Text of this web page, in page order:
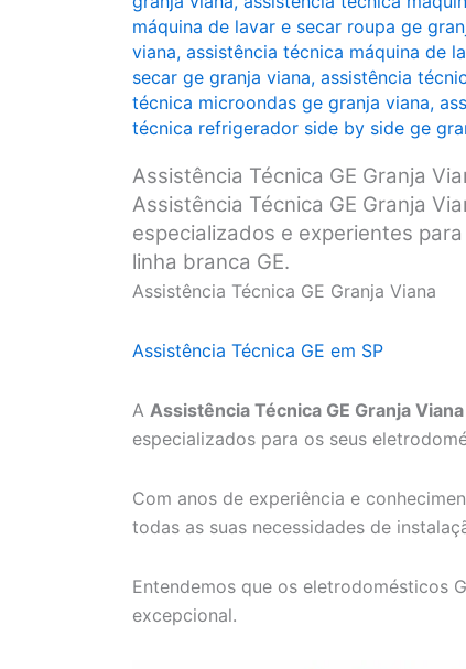
máquina de lavar e secar roupa ge
viana, assistência técnica máquina de
secar ge granja viana, assistência
técnica microondas ge granja viana,
técnica refrigerador side by side ge
Assistência Técnica GE Granja
Assistência Técnica GE Granja
especializados e experientes
linha branca GE.
Assistência Técnica GE Granja Viana
Assistência Técnica GE em SP
A Assistência Técnica GE Granja Viana
especializados para os seus
Com anos de experiência e
todas as suas necessidades de
Entendemos que os eletrodomésticos
excepcional.